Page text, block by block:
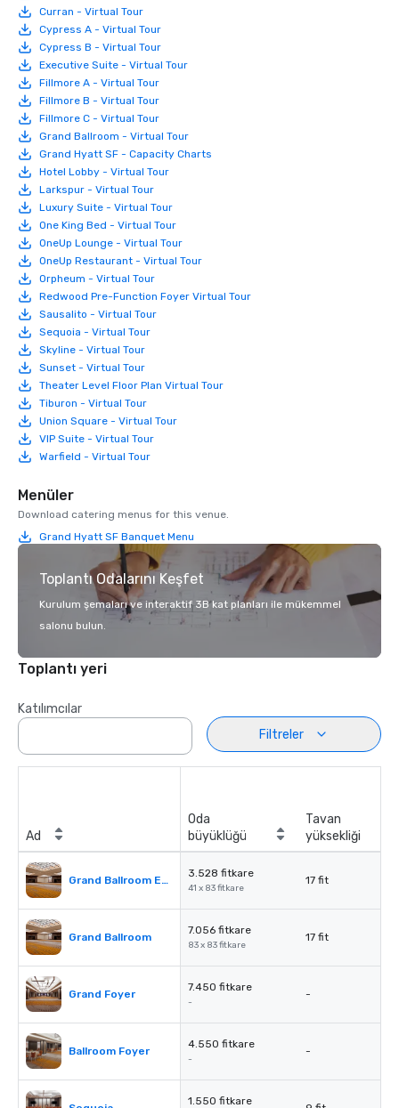
Curran - Virtual Tour
Cypress A - Virtual Tour
Cypress B - Virtual Tour
Executive Suite - Virtual Tour
Fillmore A - Virtual Tour
Fillmore B - Virtual Tour
Fillmore C - Virtual Tour
Grand Ballroom - Virtual Tour
Grand Hyatt SF - Capacity Charts
Hotel Lobby - Virtual Tour
Larkspur - Virtual Tour
Luxury Suite - Virtual Tour
One King Bed - Virtual Tour
OneUp Lounge - Virtual Tour
OneUp Restaurant - Virtual Tour
Orpheum - Virtual Tour
Redwood Pre-Function Foyer Virtual Tour
Sausalito - Virtual Tour
Sequoia - Virtual Tour
Skyline - Virtual Tour
Sunset - Virtual Tour
Theater Level Floor Plan Virtual Tour
Tiburon - Virtual Tour
Union Square - Virtual Tour
VIP Suite - Virtual Tour
Warfield - Virtual Tour
Menüler
Download catering menus for this venue.
Grand Hyatt SF Banquet Menu
Toplantı Odalarını Keşfet
Kurulum şemaları ve interaktif 3B kat planları ile mükemmel
salonu bulun.
Toplantı yeri
Katılımcılar
Filtreler
Ad
Oda
büyüklüğü
Tavan
yüksekliği
Grand Ballroom East or West
3.528 fitkare
41 x 83 fitkare
17 fit
Grand Ballroom
7.056 fitkare
83 x 83 fitkare
17 fit
Grand Foyer
7.450 fitkare
-
-
Ballroom Foyer
4.550 fitkare
-
-
1.550 fitkare